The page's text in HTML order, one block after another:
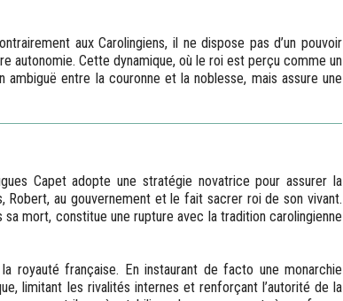
aux Carolingiens, il ne dispose pas d’un pouvoir
autonomie. Cette dynamique, où le roi est perçu comme un
entre la couronne et la noblesse, mais assure une
Capet adopte une stratégie novatrice pour assurer la
au gouvernement et le fait sacrer roi de son vivant.
mort, constitue une rupture avec la tradition carolingienne
royauté française. En instaurant de facto une monarchie
limitant les rivalités internes et renforçant l’autorité de la